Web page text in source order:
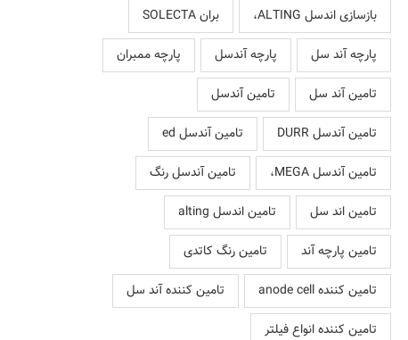
بازسازی اندسل ALTING،
بران SOLECTA
پارچه آند سل
پارچه آندسل
پارچه ممبران
تامین آند سل
تامین آندسل
تامین آندسل DURR
تامین آندسل ed
تامین آندسل MEGA،
تامین آندسل رنگ
تامین اند سل
تامین اندسل alting
تامین پارچه آند
تامین رنگ کاتدی
تامین کننده anode cell
تامین کننده آند سل
تامین کننده انواع فیلتر